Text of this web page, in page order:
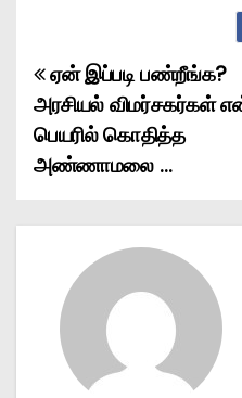
P
o
s
t
ஏன் இப்படி பண்றீங்க?
அரசியல் விமர்சகர்கள்
பெயரில் கொதித்த
அண்ணாமலை …